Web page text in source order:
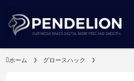
ホーム グロースハック